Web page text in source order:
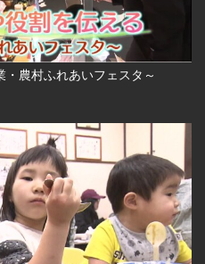
農村ふれあいフェスタ～